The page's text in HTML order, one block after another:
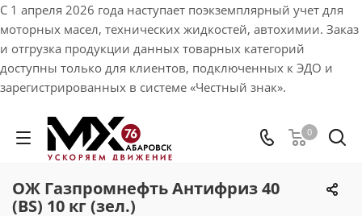
С 1 апреля 2026 года наступает поэкземплярный учет для
моторных масел, технических жидкостей, автохимии. Заказ
и отгрузка продукции данных товарных категорий
доступны только для клиентов, подключенных к ЭДО и
зарегистрированных в системе «Честный знак».
0
ОЖ Газпромнефть Антифриз 40
(BS) 10 кг (зел.)